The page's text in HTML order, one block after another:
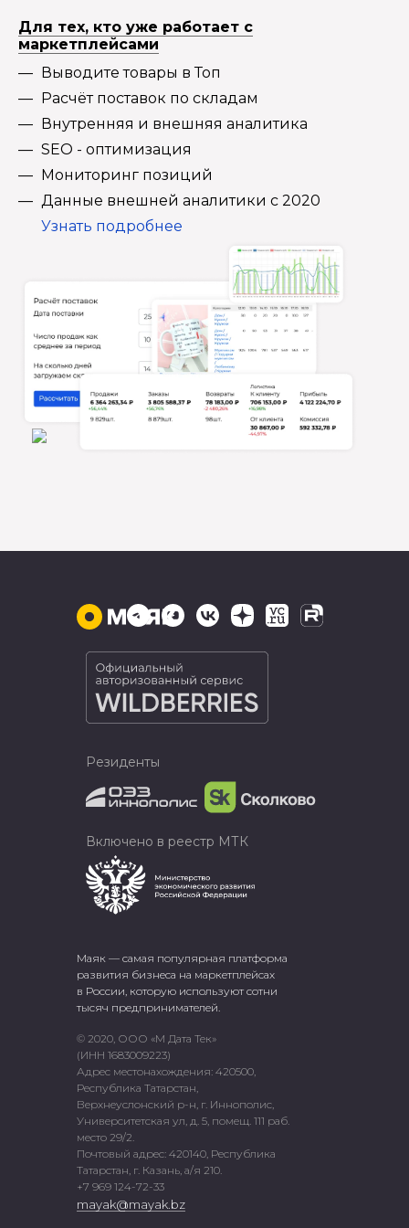
Для тех, кто уже работает с
маркетплейсами
Выводите товары в Топ
Расчёт поставок по складам
Внутренняя и внешняя аналитика
SEO - оптимизация
Мониторинг позиций
Данные внешней аналитики с 2020
Узнать подробнее
Маяк — самая популярная платформа
развития бизнеса на маркетплейсах
в России, которую используют сотни
тысяч предпринимателей.
© 2020, ООО «М Дата Тек»
(ИНН 1683009223)
Адрес местонахождения: 420500,
Республика Татарстан,
Верхнеуслонский р-н, г. Иннополис,
Университетская ул, д. 5, помещ. 111 раб.
место 29/2.
Почтовый адрес: 420140, Республика
Татарстан, г. Казань, а/я 210.
+7 969 124-72-33
mayak@mayak.bz
Резиденты
Включено в реестр МТК